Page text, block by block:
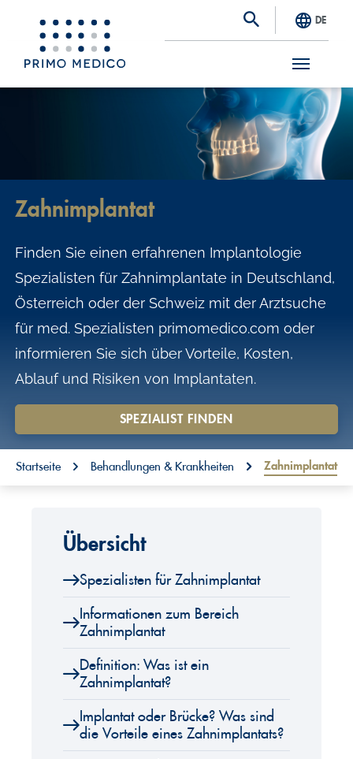
S
DE
Zahnimplantat
Finden Sie einen erfahrenen Implantologie
Spezialisten für Zahnimplantate in Deutschland,
Österreich oder der Schweiz mit der Arztsuche
für med. Spezialisten primomedico.com oder
informieren Sie sich über Vorteile, Kosten,
Ablauf und Risiken von Implantaten.
SPEZIALIST FINDEN
You are here:
Startseite Behandlungen & Krankheiten Zahnimplantat
Übersicht
Spezialisten für Zahnimplantat
Informationen zum Bereich
Zahnimplantat
Definition: Was ist ein
Zahnimplantat?
Implantat oder Brücke? Was sind
die Vorteile eines Zahnimplantats?